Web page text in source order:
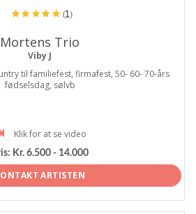
(1)
Mortens Trio
Viby J
til familiefest, firmafest, 50- 60- 70-års
fødselsdag, sølvb
Klik for at se video
Kr. 6.500 - 14.000
ARTISTEN